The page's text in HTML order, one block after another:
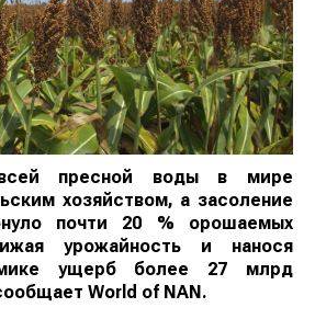
пресной воды в мире
хозяйством, а засоление
почти 20 % орошаемых
урожайность и нанося
ущерб более 27 млрд
World of NAN.